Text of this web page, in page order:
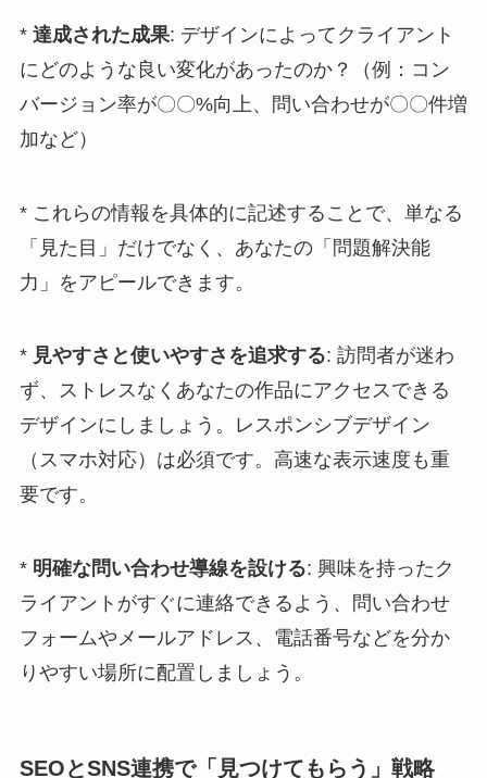
* 達成された成果: デザインによってクライアント
にどのような良い変化があったのか？（例：コン
バージョン率が〇〇%向上、問い合わせが〇〇件増
加など）
* これらの情報を具体的に記述することで、単なる
「見た目」だけでなく、あなたの「問題解決能
力」をアピールできます。
* 見やすさと使いやすさを追求する: 訪問者が迷わ
ず、ストレスなくあなたの作品にアクセスできる
デザインにしましょう。レスポンシブデザイン
（スマホ対応）は必須です。高速な表示速度も重
要です。
* 明確な問い合わせ導線を設ける: 興味を持ったク
ライアントがすぐに連絡できるよう、問い合わせ
フォームやメールアドレス、電話番号などを分か
りやすい場所に配置しましょう。
SEOとSNS連携で「見つけてもらう」戦略